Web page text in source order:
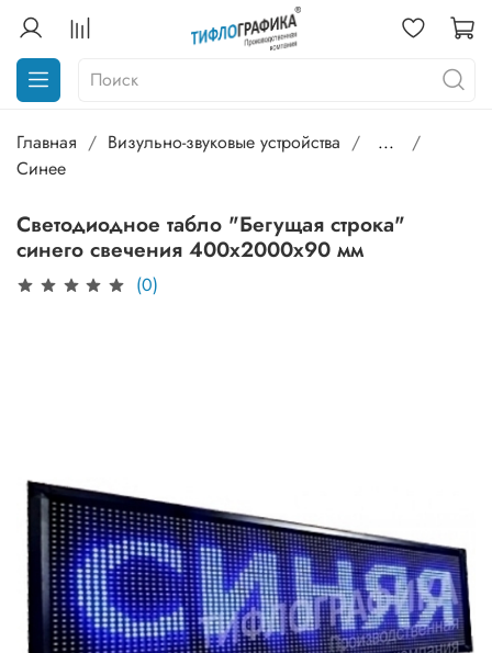
Главная Визульно-звуковые устройства
...
Синее
Светодиодное табло "Бегущая строка"
синего свечения 400х2000x90 мм
(0)